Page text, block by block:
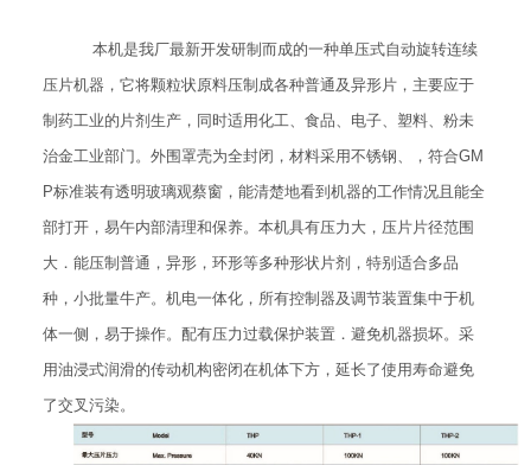
本机是我厂最新开发研制而成的一种单压式自动旋转连续
压片机器，它将颗粒状原料压制成各种普通及异形片，主要应于
制药工业的片剂生产，同时适用化工、食品、电子、塑料、粉未
治金工业部门。外围罩壳为全封闭，材料采用不锈钢、，符合GM
P标准装有透明玻璃观蔡窗，能清楚地看到机器的工作情况且能全
部打开，易午内部清理和保养。本机具有压力大，压片片径范围
大．能压制普通，异形，环形等多种形状片剂，特别适合多品
种，小批量牛产。机电一体化，所有控制器及调节装置集中于机
体一侧，易于操作。配有压力过载保护装置．避免机器损坏。采
用油浸式润滑的传动机构密闭在机体下方，延长了使用寿命避免
了交叉污染。